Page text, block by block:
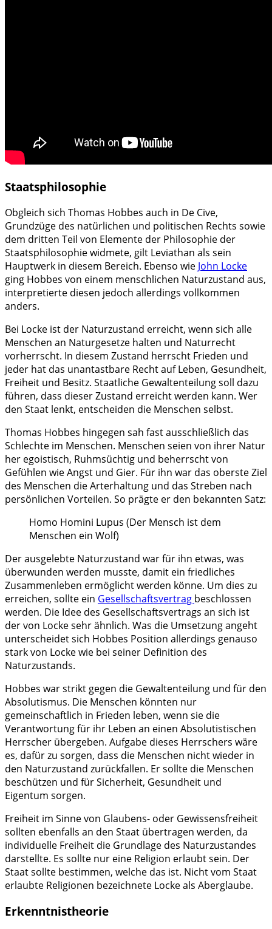
Staatsphilosophie
Obgleich sich Thomas Hobbes auch in De Cive,
Grundzüge des natürlichen und politischen Rechts sowie
dem dritten Teil von Elemente der Philosophie der
Staatsphilosophie widmete, gilt Leviathan als sein
Hauptwerk in diesem Bereich. Ebenso wie John Locke
ging Hobbes von einem menschlichen Naturzustand aus,
interpretierte diesen jedoch allerdings vollkommen
anders.
Bei Locke ist der Naturzustand erreicht, wenn sich alle
Menschen an Naturgesetze halten und Naturrecht
vorherrscht. In diesem Zustand herrscht Frieden und
jeder hat das unantastbare Recht auf Leben, Gesundheit,
Freiheit und Besitz. Staatliche Gewaltenteilung soll dazu
führen, dass dieser Zustand erreicht werden kann. Wer
den Staat lenkt, entscheiden die Menschen selbst.
Thomas Hobbes hingegen sah fast ausschließlich das
Schlechte im Menschen. Menschen seien von ihrer Natur
her egoistisch, Ruhmsüchtig und beherrscht von
Gefühlen wie Angst und Gier. Für ihn war das oberste Ziel
des Menschen die Arterhaltung und das Streben nach
persönlichen Vorteilen. So prägte er den bekannten Satz:
Homo Homini Lupus (Der Mensch ist dem
Menschen ein Wolf)
Der ausgelebte Naturzustand war für ihn etwas, was
überwunden werden musste, damit ein friedliches
Zusammenleben ermöglicht werden könne. Um dies zu
erreichen, sollte ein Gesellschaftsvertrag beschlossen
werden. Die Idee des Gesellschaftsvertrags an sich ist
der von Locke sehr ähnlich. Was die Umsetzung angeht
unterscheidet sich Hobbes Position allerdings genauso
stark von Locke wie bei seiner Definition des
Naturzustands.
Hobbes war strikt gegen die Gewaltenteilung und für den
Absolutismus. Die Menschen könnten nur
gemeinschaftlich in Frieden leben, wenn sie die
Verantwortung für ihr Leben an einen Absolutistischen
Herrscher übergeben. Aufgabe dieses Herrschers wäre
es, dafür zu sorgen, dass die Menschen nicht wieder in
den Naturzustand zurückfallen. Er sollte die Menschen
beschützen und für Sicherheit, Gesundheit und
Eigentum sorgen.
Freiheit im Sinne von Glaubens- oder Gewissensfreiheit
sollten ebenfalls an den Staat übertragen werden, da
individuelle Freiheit die Grundlage des Naturzustandes
darstellte. Es sollte nur eine Religion erlaubt sein. Der
Staat sollte bestimmen, welche das ist. Nicht vom Staat
erlaubte Religionen bezeichnete Locke als Aberglaube.
Erkenntnistheorie